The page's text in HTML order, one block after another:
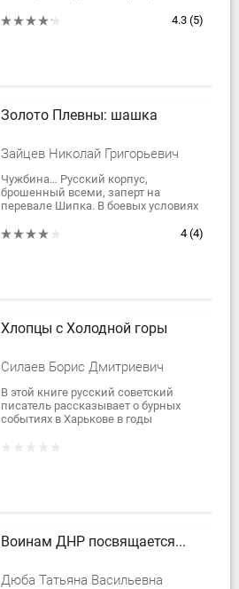
сама неоднократно путешествовала
4.3 (5)
Золото Плевны: шашка
Зайцев Николай Григорьевич
Чужбина… Русский корпус,
брошенный всеми, заперт на
перевале Шипка. В боевых условиях
между солдатами и офицерами
4 (4)
Хлопцы с Холодной горы
Силаев Борис Дмитриевич
В этой книге русский советский
писатель рассказывает о бурных
событиях в Харькове в годы
Воинам ДНР посвящается...
Дюба Татьяна Васильевна